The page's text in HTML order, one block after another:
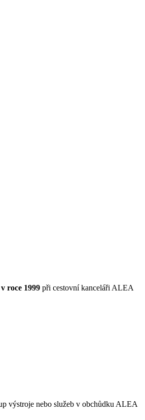
roce 1999 při cestovní kanceláři ALEA
výstroje nebo služeb v obchůdku ALEA